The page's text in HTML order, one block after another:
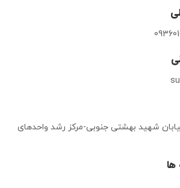
شهید بهشتی جنوبی-مرکز رشد واحدهای
ها